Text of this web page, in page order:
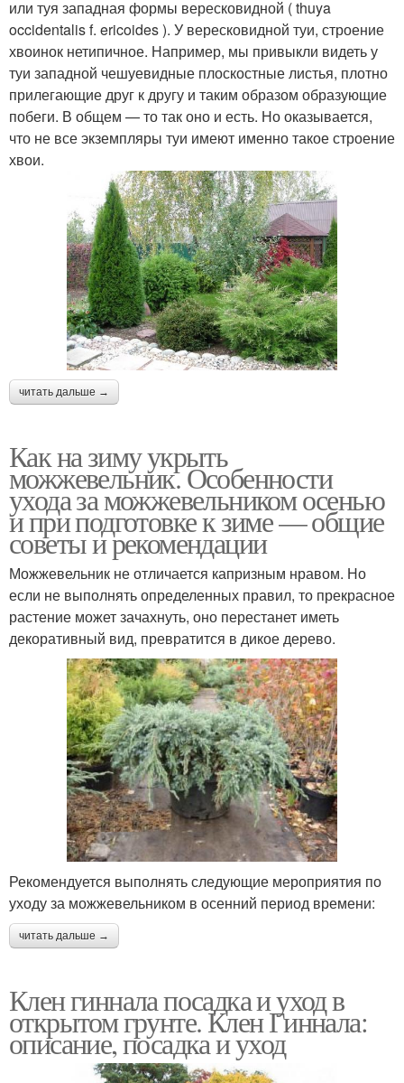
или туя западная формы вересковидной ( thuya
occidentalis f. ericoides ). У вересковидной туи, строение
хвоинок нетипичное. Например, мы привыкли видеть у
туи западной чешуевидные плоскостные листья, плотно
прилегающие друг к другу и таким образом образующие
побеги. В общем — то так оно и есть. Но оказывается,
что не все экземпляры туи имеют именно такое строение
хвои.
читать дальше →
Как на зиму укрыть
можжевельник. Особенности
ухода за можжевельником осенью
и при подготовке к зиме — общие
советы и рекомендации
Можжевельник не отличается капризным нравом. Но
если не выполнять определенных правил, то прекрасное
растение может зачахнуть, оно перестанет иметь
декоративный вид, превратится в дикое дерево.
Рекомендуется выполнять следующие мероприятия по
уходу за можжевельником в осенний период времени:
читать дальше →
Клен гиннала посадка и уход в
открытом грунте. Клен Гиннала:
описание, посадка и уход